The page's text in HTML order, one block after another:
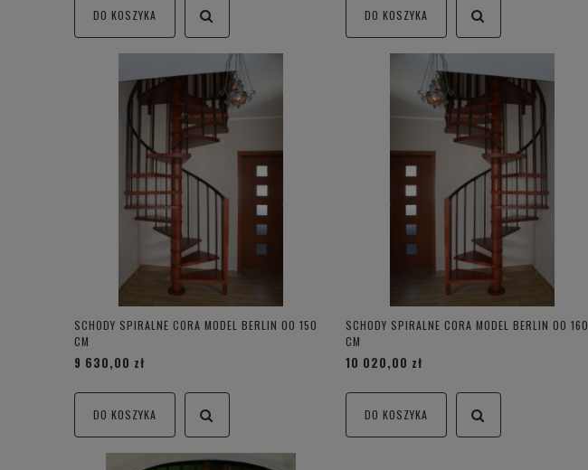
DO KOSZYKA DO KOSZYKA
SCHODY SPIRALNE CORA MODEL BERLIN 00 150
CM
9 630,00 zł
DO KOSZYKA
SCHODY SPIRALNE CORA MODEL BERLIN 00 160
CM
10 020,00 zł
DO KOSZYKA